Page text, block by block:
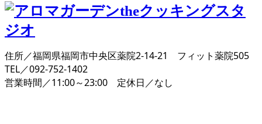
住所／福岡県福岡市中央区薬院2-14-21 フィット薬院505
TEL／092-752-1402
営業時間／11:00～23:00 定休日／なし